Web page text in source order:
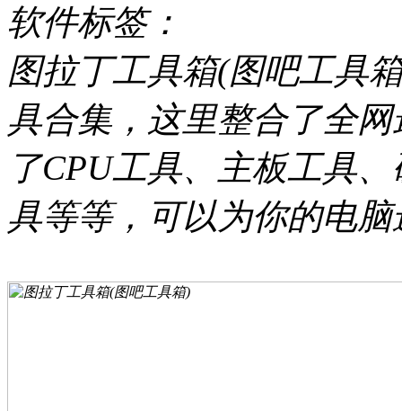
软件标签：
图拉丁工具箱(图吧工具
具合集，这里整合了全
了CPU工具、主板工具
具等等，可以为你的电